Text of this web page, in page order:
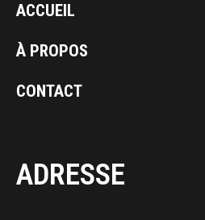
ACCUEIL
À PROPOS
CONTACT
ADRESSE